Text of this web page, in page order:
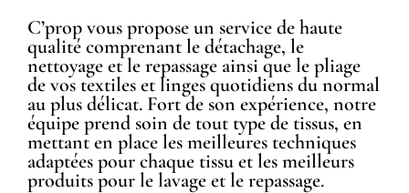
C’prop vous propose un service de haute
qualité comprenant le détachage, le
nettoyage et le repassage ainsi que le pliage
de vos textiles et linges quotidiens du normal
au plus délicat. Fort de son expérience, notre
équipe prend soin de tout type de tissus, en
mettant en place les meilleures techniques
adaptées pour chaque tissu et les meilleurs
produits pour le lavage et le repassage.